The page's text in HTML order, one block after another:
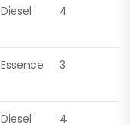
Diesel 4
Essence 3
Diesel 4